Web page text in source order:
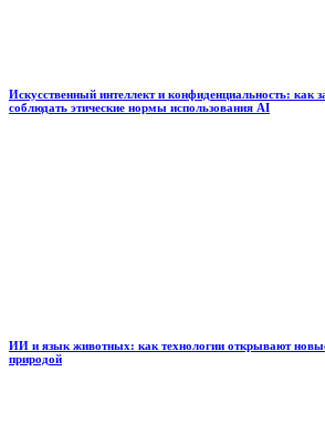
Искусственный интеллект и конфиденциальность: как
соблюдать этические нормы использования AI
ИИ и язык животных: как технологии открывают
природой